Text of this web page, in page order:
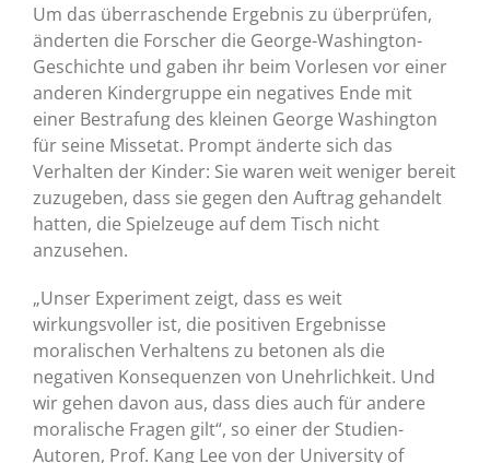
Um das überraschende Ergebnis zu überprüfen,
änderten die Forscher die George-Washington-
Geschichte und gaben ihr beim Vorlesen vor einer
anderen Kindergruppe ein negatives Ende mit
einer Bestrafung des kleinen George Washington
für seine Missetat. Prompt änderte sich das
Verhalten der Kinder: Sie waren weit weniger bereit
zuzugeben, dass sie gegen den Auftrag gehandelt
hatten, die Spielzeuge auf dem Tisch nicht
anzusehen.
„Unser Experiment zeigt, dass es weit
wirkungsvoller ist, die positiven Ergebnisse
moralischen Verhaltens zu betonen als die
negativen Konsequenzen von Unehrlichkeit. Und
wir gehen davon aus, dass dies auch für andere
moralische Fragen gilt“, so einer der Studien-
Autoren, Prof. Kang Lee von der University of